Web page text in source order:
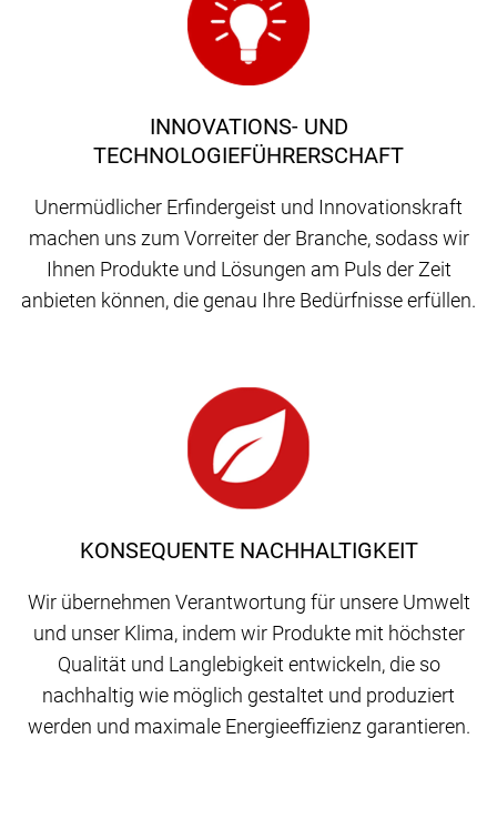
KONSEQUENTE NACHHALTIGKEIT
Wir übernehmen Verantwortung für unsere Umwelt
und unser Klima, indem wir Produkte mit höchster
Qualität und Langlebigkeit entwickeln, die so
nachhaltig wie möglich gestaltet und produziert
werden und maximale Energieeffizienz garantieren.
INNOVATIONS- UND
TECHNOLOGIEFÜHRERSCHAFT
Unermüdlicher Erfindergeist und Innovationskraft
machen uns zum Vorreiter der Branche, sodass wir
Ihnen Produkte und Lösungen am Puls der Zeit
anbieten können, die genau Ihre Bedürfnisse erfüllen.